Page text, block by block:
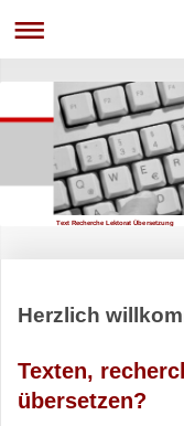
Text Recherche Lektorat Übersetzung
Herzlich
Texten,
übersetzen?